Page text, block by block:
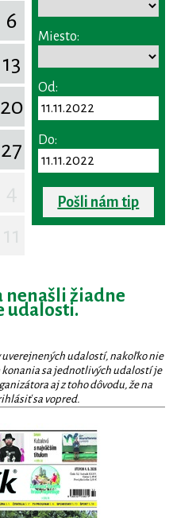
6
13
20
27
Miesto:
Od:
Do:
Pošli nám tip
nenašli žiadne
udalosti.
udalostí, nakoľko nie
sa jednotlivých udalostí je
aj z toho dôvodu, že na
sa vopred.